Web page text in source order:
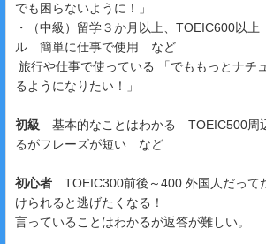
でも困らないように！」
・（中級）留学３か月以上、TOEIC600以
ル 簡単に仕事で使用 など
旅行や仕事で使っている 「でももっとナチ
るようになりたい！」
初級 基本的なことはわかる TOEIC500周
るがフレーズが短い など
初心者 TOEIC300前後～400 外国人だって
けられると逃げたくなる！
言っていることはわかるが返答が難しい。